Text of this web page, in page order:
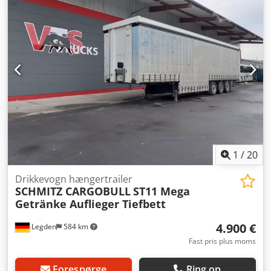
1.310 mm, farve:gul, Produktionsår:2019, Udstyr:
Schmitz Mega-trailer med hævetag, kode XL, Edscha,
portaldøre, sidestilling med hulrække, alufælge, tysk
køretøj fra første ejer. Salg kun til erhvervsdrivende og
uden nogen form for garanti. Vi leverer til enhver tysk
havneby. Crjdezb Hqwepfx Abkef
1 /20
Legden 584 km
Drikkevogn hængertrailer
SCHMITZ CARGOBULLST11 Mega
Getränke Auflieger Tiefbett
4.900 €
Fast pris plus moms